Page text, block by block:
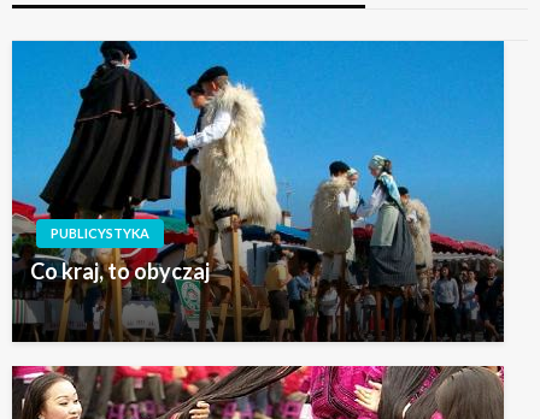
PUBLICYSTYKA
Co kraj, to obyczaj